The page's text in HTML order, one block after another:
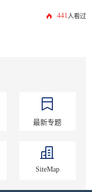
441人看过
最新专题
SiteMap